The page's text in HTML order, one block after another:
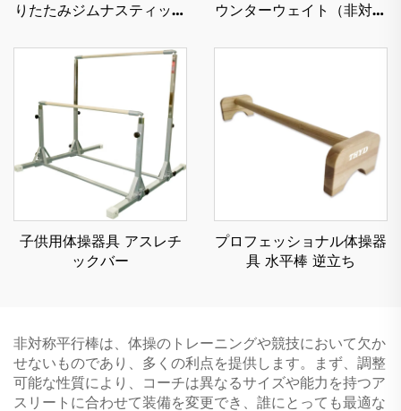
りたたみジムナスティック
ども用
ウンターウェイト（非対称
子供用体操器具 アスレチ
ックバー
プロフェッショナル体操器
具 水平棒 逆立ち
非対称平行棒は、体操のトレーニングや競技において欠か
せないものであり、多くの利点を提供します。まず、調整
可能な性質により、コーチは異なるサイズや能力を持つア
スリートに合わせて装備を変更でき、誰にとっても最適な